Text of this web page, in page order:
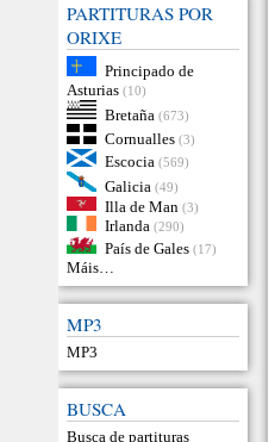
PARTITURAS POR
ORIXE
Principado de
Asturias (10)
Bretaña (673)
Cornualles (3)
Escocia (569)
Galicia (49)
Illa de Man (3)
Irlanda (290)
País de Gales (17)
Máis…
MP3
MP3
BUSCA
Busca de partituras